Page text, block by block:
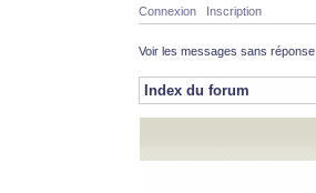
Connexion Inscription
Voir les messages sans réponse
Index du forum